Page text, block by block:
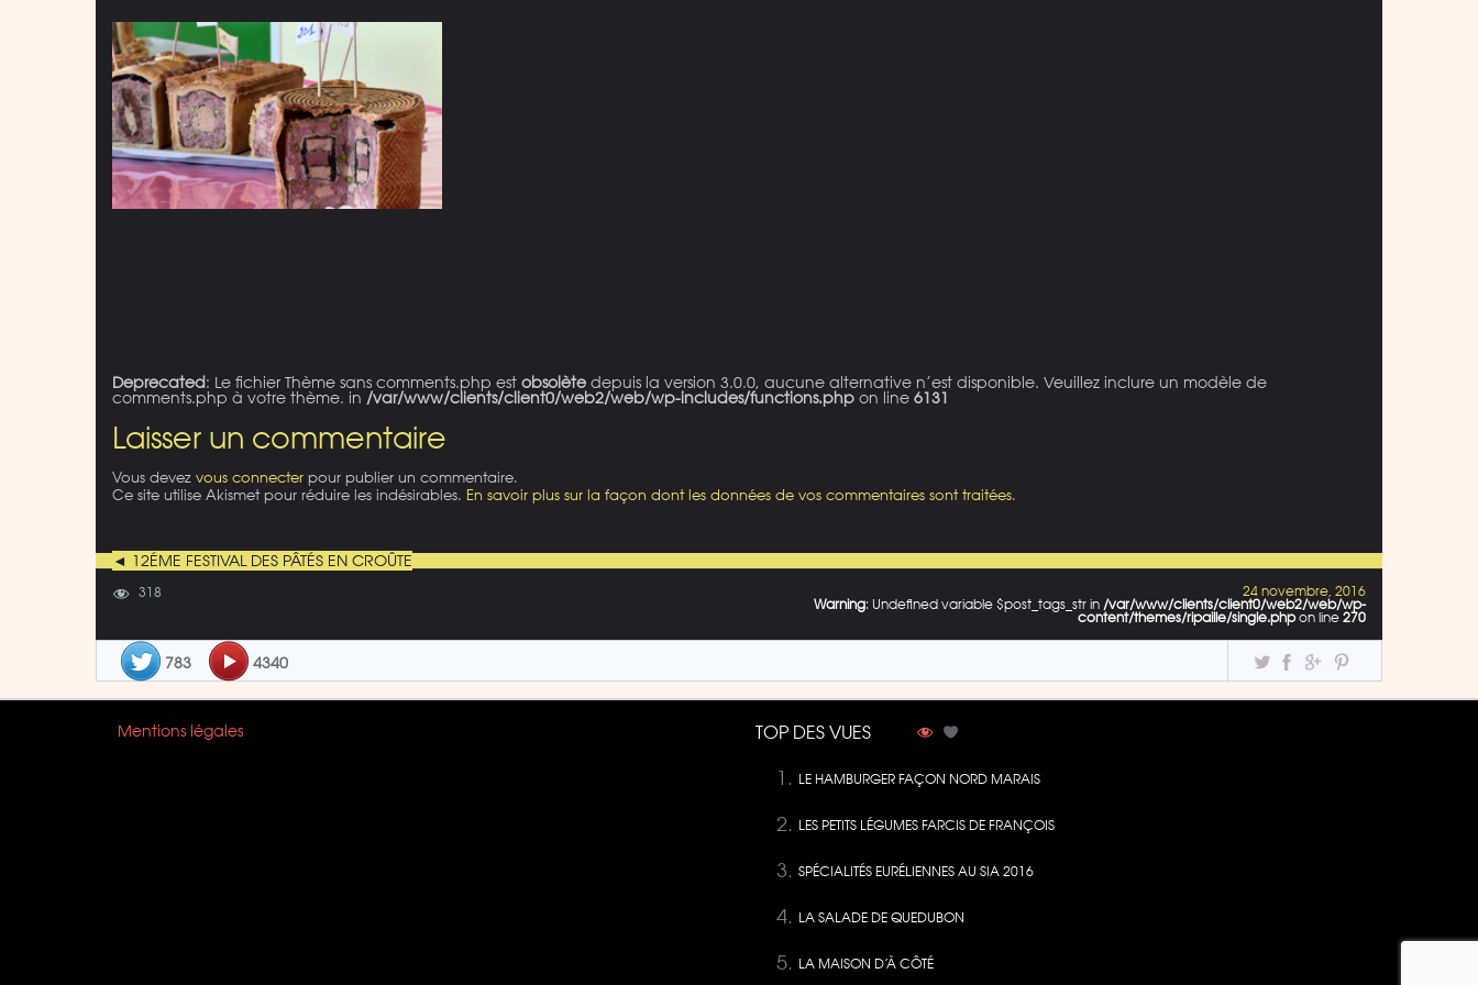
Deprecated: Le fichier Thème sans comments.php est obsolète depuis la version 3.0.0, aucune alternative n’est disponible. Veuillez inclure un modèle de
comments.php à votre thème. in /var/www/clients/client0/web2/web/wp-includes/functions.php on line 6131
Laisser un commentaire
Vous devez vous connecter pour publier un commentaire.
Ce site utilise Akismet pour réduire les indésirables. En savoir plus sur la façon dont les données de vos commentaires sont traitées.
◄ 12ÉME FESTIVAL DES PÂTÉS EN CROÛTE
318
24 novembre, 2016
Warning: Undefined variable $post_tags_str in /var/www/clients/client0/web2/web/wp-
content/themes/ripaille/single.phpon line 270
783 4340
Mentions légales TOP DES VUES
LE HAMBURGER FAÇON NORD MARAIS
LES PETITS LÉGUMES FARCIS DE FRANÇOIS
SPÉCIALITÉS EURÉLIENNES AU SIA 2016
LA SALADE DE QUEDUBON
LA MAISON D’À CÔTÉ